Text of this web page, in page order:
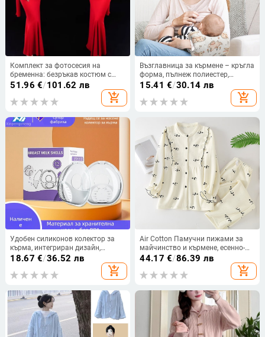
Комплект за фотосесия на
бременна: безръкав костюм с
пола, средна дължина на полата,
елегантен офис стил, издание
2025
51.96 €/101.62 лв
add_shopping_cart
Възглавница за кърмене – кръгла
форма, пълнеж полиестер,
подходяща за всички етапи,
15.41 €/30.14 лв
add_shopping_cart
Удобен силиконов колектор за
кърма, интегриран дизайн,
против протичане, по време на
18.67 €/36.52 лв
add_shopping_cart
Air Cotton Памучни пижами за
майчинство и кърмене, есенно-
зимни, след раждане, големи
44.17 €/86.39 лв
add_shopping_cart